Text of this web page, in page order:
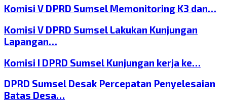
Komisi V DPRD Sumsel Memonitoring K3 dan…
Komisi V DPRD Sumsel Lakukan Kunjungan
Lapangan…
Komisi I DPRD Sumsel Kunjungan kerja ke…
DPRD Sumsel Desak Percepatan Penyelesaian
Batas Desa…